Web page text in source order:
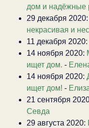
дом и надёжные
29 декабря 2020:
некрасивая и
11 декабря 2020:
14 ноября 2020:
ищет дом. -
14 ноября 2020:
ищет дом! -
21 сентября
Севда
29 августа 2020: